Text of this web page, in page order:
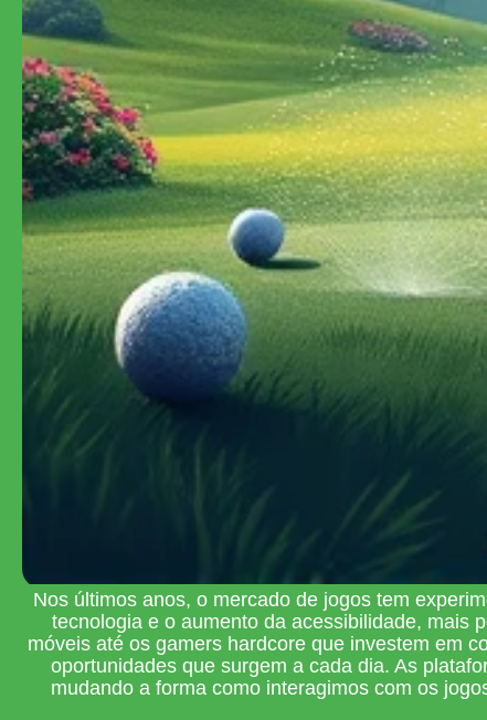
Nos últimos anos, o mercado de jogos tem
tecnologia e o aumento da acessibilidade, mais
móveis até os gamers hardcore que investem em
oportunidades que surgem a cada dia. As
mudando a forma como interagimos com os